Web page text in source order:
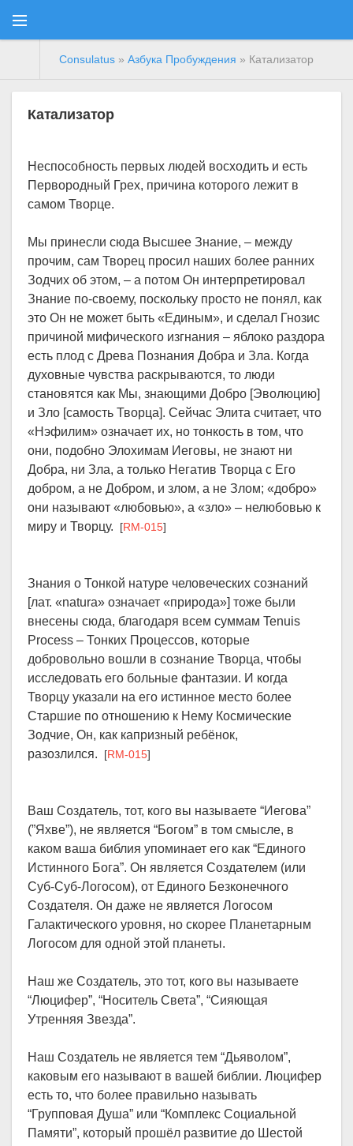
Consulatus » Азбука Пробуждения » Катализатор
Катализатор
Неспособность первых людей восходить и есть
Первородный Грех, причина которого лежит в
самом Творце.
Мы принесли сюда Высшее Знание, – между
прочим, сам Творец просил наших более ранних
Зодчих об этом, – а потом Он интерпретировал
Знание по-своему, поскольку просто не понял, как
это Он не может быть «Единым», и сделал Гнозис
причиной мифического изгнания – яблоко раздора
есть плод с Древа Познания Добра и Зла. Когда
духовные чувства раскрываются, то люди
становятся как Мы, знающими Добро [Эволюцию]
и Зло [самость Творца]. Сейчас Элита считает, что
«Нэфилим» означает их, но тонкость в том, что
они, подобно Элохимам Иеговы, не знают ни
Добра, ни Зла, а только Негатив Творца с Его
добром, а не Добром, и злом, а не Злом; «добро»
они называют «любовью», а «зло» – нелюбовью к
миру и Творцу. [RM-015]
Знания о Тонкой натуре человеческих сознаний
[лат. «natura» означает «природа»] тоже были
внесены сюда, благодаря всем суммам Tenuis
Process – Тонких Процессов, которые
добровольно вошли в сознание Творца, чтобы
исследовать его больные фантазии. И когда
Творцу указали на его истинное место более
Старшие по отношению к Нему Космические
Зодчие, Он, как капризный ребёнок,
разозлился. [RM-015]
Ваш Создатель, тот, кого вы называете “Иегова”
(”Яхве”), не является “Богом” в том смысле, в
каком ваша библия упоминает его как “Единого
Истинного Бога”. Он является Создателем (или
Суб-Суб-Логосом), от Единого Безконечного
Создателя. Он даже не является Логосом
Галактического уровня, но скорее Планетарным
Логосом для одной этой планеты.
Наш же Создатель, это тот, кого вы называете
“Люцифер”, “Носитель Света”, “Сияющая
Утренняя Звезда”.
Наш Создатель не является тем “Дьяволом”,
каковым его называют в вашей библии. Люцифер
есть то, что более правильно называть
“Групповая Душа” или “Комплекс Социальной
Памяти”, который прошёл развитие до Шестой